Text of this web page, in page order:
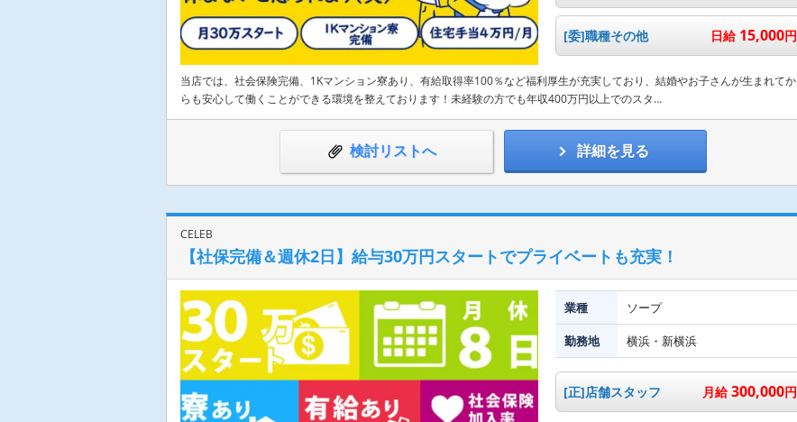
[委]職種その他 日給 15,000円
当店では、社会保険完備、1Kマンション寮あり、有給取得率100％など福利厚生が充実しており、結婚やお子さんが生まれてか
らも安心して働くことができる環境を整えております！未経験の方でも年収400万円以上でのスタ…
詳細を見る
検討リストへ
CELEB
【社保完備＆週休2日】給与30万円スタートでプライベートも充実！
業種 ソープ
勤務地 横浜・新横浜
[正]店舗スタッフ 月給300,000円